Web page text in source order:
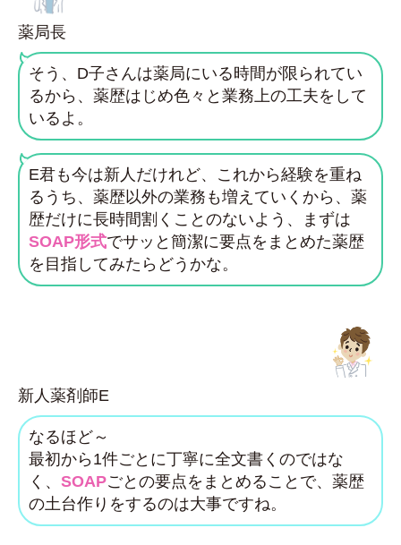
薬局長
そう、D子さんは薬局にいる時間が限られてい
るから、薬歴はじめ色々と業務上の工夫をして
いるよ。
E君も今は新人だけれど、これから経験を重ね
るうち、薬歴以外の業務も増えていくから、薬
歴だけに長時間割くことのないよう、まずは
SOAP形式でサッと簡潔に要点をまとめた薬歴
を目指してみたらどうかな。
新人薬剤師E
なるほど～
最初から1件ごとに丁寧に全文書くのではな
く、 SOAPごとの要点をまとめることで、薬歴
の土台作りをするのは大事ですね。